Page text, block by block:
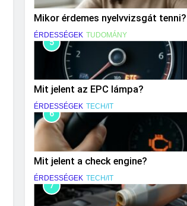
Mikor érdemes nyelvvizsgát tenni?
ÉRDESSÉGEK TUDOMÁNY
5
Mit jelent az EPC lámpa?
ÉRDESSÉGEK TECH/IT
6
Mit jelent a check engine?
ÉRDESSÉGEK TECH/IT
7